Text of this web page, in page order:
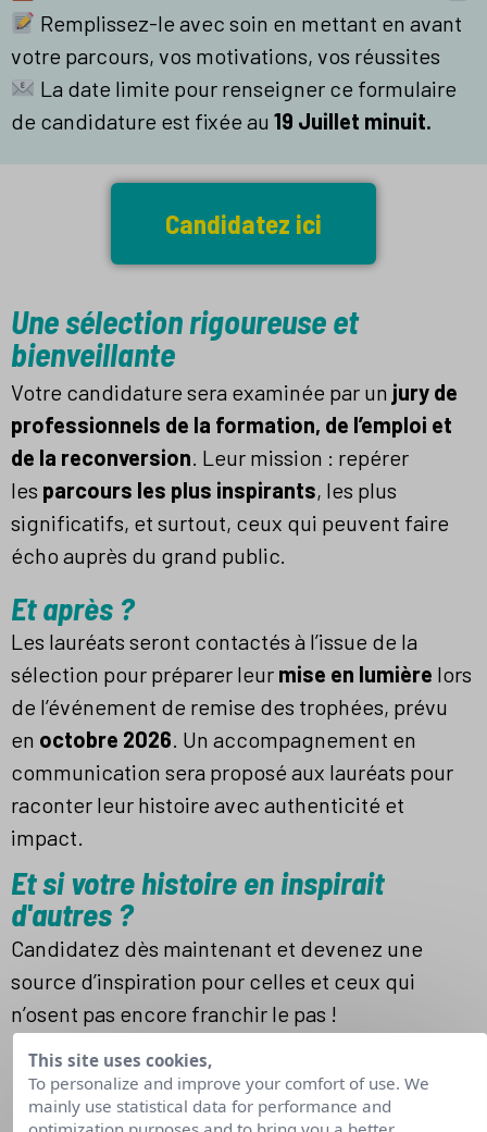
Remplissez-le avec soin en mettant en avant
votre parcours, vos motivations, vos réussites
La date limite pour renseigner ce formulaire
de candidature est fixée au 19 Juillet minuit.
Candidatez ici
Une sélection rigoureuse et
bienveillante
Votre candidature sera examinée par un jury de
professionnels de la formation, de l’emploi et
de la reconversion . Leur mission : repérer
les parcours les plus inspirants, les plus
significatifs, et surtout, ceux qui peuvent faire
écho auprès du grand public.
Et après ?
Les lauréats seront contactés à l’issue de la
sélection pour préparer leur mise en lumière lors
de l’événement de remise des trophées, prévu
en octobre 2026. Un accompagnement en
communication sera proposé aux lauréats pour
raconter leur histoire avec authenticité et
impact.
Et si votre histoire en inspirait
d'autres ?
Candidatez dès maintenant et devenez une
source d’inspiration pour celles et ceux qui
n’osent pas encore franchir le pas !
À vous de jouer ! il vous
This site uses cookies,
To personalize and improve your comfort of use. We
mainly use statistical data for performance and